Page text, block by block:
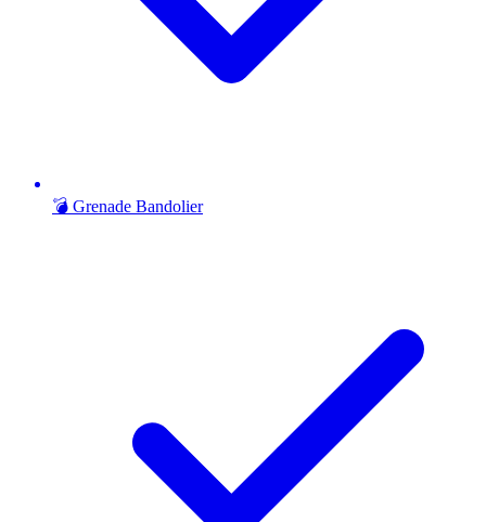
💣 Grenade Bandolier